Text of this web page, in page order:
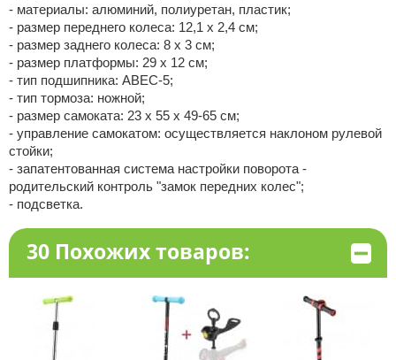
- материалы: алюминий, полиуретан, пластик;
- размер переднего колеса: 12,1 х 2,4 см;
- размер заднего колеса: 8 х 3 см;
- размер платформы: 29 х 12 см;
- тип подшипника: ABEC-5;
- тип тормоза: ножной;
- размер самоката: 23 х 55 х 49-65 см;
- управление самокатом: осуществляется наклоном рулевой
стойки;
- запатентованная система настройки поворота -
родительский контроль "замок передних колес";
- подсветка.
30 Похожих товаров: